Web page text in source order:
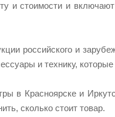
и стоимости и
российского и
и технику,
в Красноярске и
сколько стоит товар.